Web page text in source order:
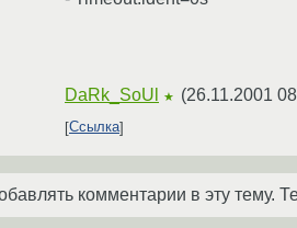
DaRk_SoUl ★ (26.11.2001
Ссылка
комментарии в эту тему.